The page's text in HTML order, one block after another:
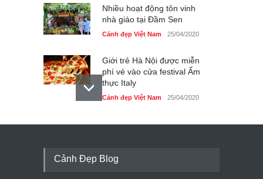
Nhiều hoạt động tôn vinh
nhà giáo tại Đầm Sen
Cảnh đẹp Việt Nam 25/04/2020
Giới trẻ Hà Nội được miễn
phí vé vào cửa festival Ẩm
thực Italy
Cảnh đẹp Việt Nam 25/04/2020
Tam giác mạch khoe sắc
Cảnh Đẹp Blog